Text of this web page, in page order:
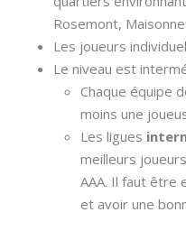
Rosemont,
Les joueurs
Le niveau est
Chaque équipe
moins une
Les ligues
meilleurs
AAA. Il faut être
et avoir une